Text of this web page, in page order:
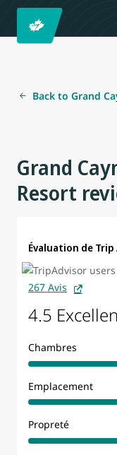
Back to Grand
Grand
Resort
Évaluation de Trip
267 Avis
4.5
Chambres
Emplacement
Propreté